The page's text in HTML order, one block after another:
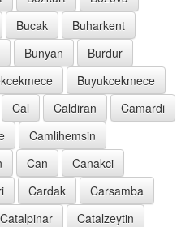
Bucak
Buharkent
Bunyan
Burdur
Buyukcekmece
Cal Caldiran
Camardi
Camlihemsin
Can
Canakci
Cardak
Carsamba
Catalpinar
Catalzeytin